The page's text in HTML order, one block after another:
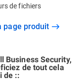
de fichiers
page produit
Business Security,
de tout cela
de ::